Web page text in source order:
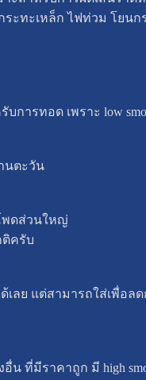
ระทะเหล็ก ไฟท่วม โย
ารทอด เพราะ low
นตะวัน
พดส่วนใหญ่
ติครับ
ย แต่สามารถใส่เพื่อลด
ที่มีราคาถูก มี high